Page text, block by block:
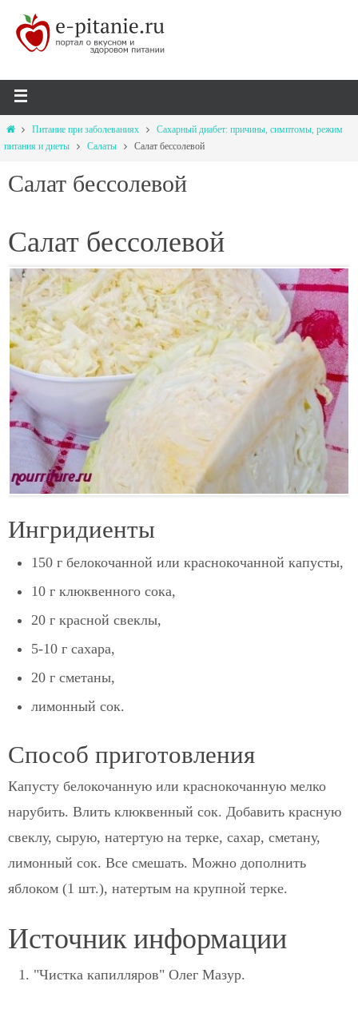
Питание при заболеваниях
Сахарный диабет: причины, симптомы, режим
питания и диеты
Салаты Салат бессолевой
Салат бессолевой
Салат бессолевой
Ингридиенты
150 г белокочанной или краснокочанной капусты,
10 г клюквенного сока,
20 г красной свеклы,
5-10 г сахара,
20 г сметаны,
лимонный сок.
Способ приготовления
Капусту белокочанную или краснокочанную мелко
нарубить. Влить клюквенный сок. Добавить красную
свеклу, сырую, натертую на терке, сахар, сметану,
лимонный сок. Все смешать. Можно дополнить
яблоком (1 шт.), натертым на крупной терке.
Источник информации
"Чистка капилляров" Олег Мазур.